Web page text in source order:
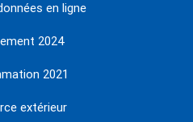
en ligne
2024
2021
extérieur